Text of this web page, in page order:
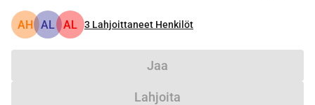
AH AL AL 3 Lahjoittaneet Henkilöt
Jaa
Lahjoita